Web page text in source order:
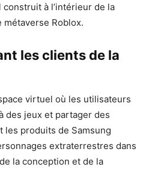
à l’intérieur de la
Roblox.
les clients de la
virtuel où les utilisateurs
des jeux et partager des
les produits de Samsung
extraterrestres dans
la conception et de la